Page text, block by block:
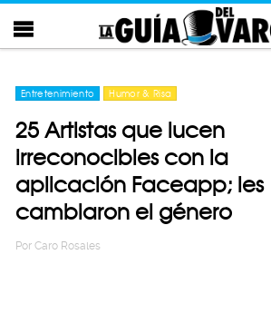
Entretenimiento Humor & Risa
25 Artistas que lucen
irreconocibles con la
aplicación Faceapp; les
cambiaron el género
Por Caro Rosales